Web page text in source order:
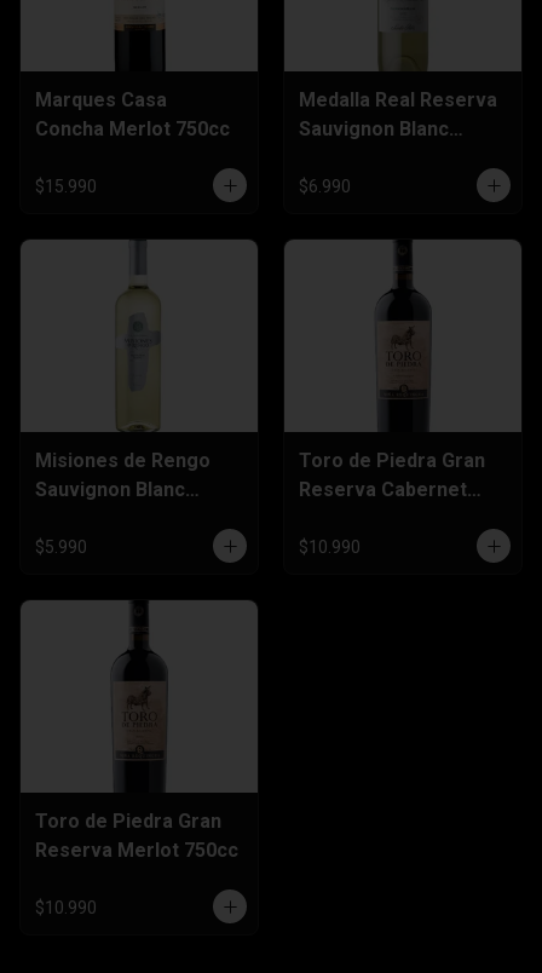
Marques Casa
Concha Merlot 750cc
$15.990
Medalla Real Reserva
Sauvignon Blanc
$6.990
Misiones de Rengo
Sauvignon Blanc
$5.990
Toro de Piedra Gran
Reserva Cabernet
$10.990
Toro de Piedra Gran
Reserva Merlot 750cc
$10.990